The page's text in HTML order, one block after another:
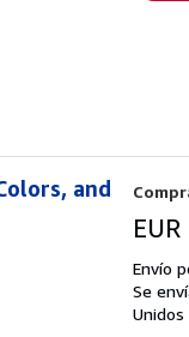
and
Envío
Se
Unidos